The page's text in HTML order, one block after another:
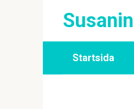
Susanin
Startsida